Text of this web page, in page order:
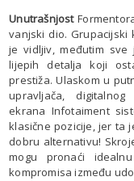
Unutrašnjost
vanjski dio.
je vidljiv, međutim
lijepih detalja koji
prestiža. Ulaskom u
upravljača,
ekrana Infotaiment
klasične pozicije, jer ta
dobru alternativu!
mogu pronaći
kompromisa između